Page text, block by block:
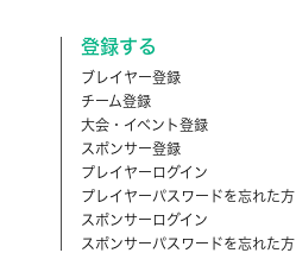
登録する
ブレイヤー登録
チーム登録
大会・イベント登録
スポンサー登録
プレイヤーログイン
プレイヤーパスワードを忘れた方
スポンサーログイン
スポンサーパスワードを忘れた方